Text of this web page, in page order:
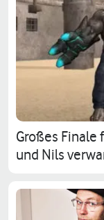
Großes Finale
und Nils